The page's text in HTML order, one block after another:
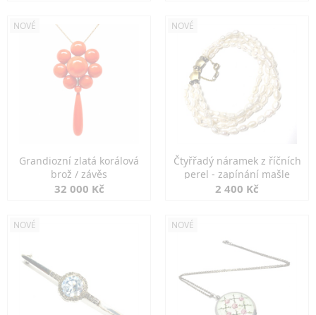
NOVÉ
Grandiozní zlatá korálová
brož / závěs
32 000 Kč
NOVÉ
Čtyřřadý náramek z říčních
perel - zapínání mašle
2 400 Kč
NOVÉ NOVÉ